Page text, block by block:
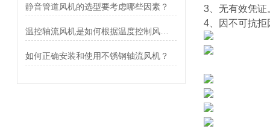
静音管道风机的选型要考虑哪些因素？
如何正确安装和使用不锈钢轴流风机？
3、无有效凭证
4、因不可抗拒